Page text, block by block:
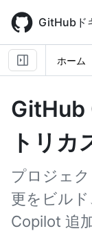
main
content
GitHubド
ホーム
GitHub
トリカ
プロジェ
更をビル
Copilot 追